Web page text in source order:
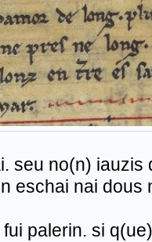
seu no(n) iauzis
eschai nai dous
palerin. si